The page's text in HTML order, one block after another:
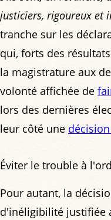
justiciers, rigoureux et
tranche sur les
qui, forts des
la magistrature aux
volonté affichée de
lors des dernières
leur côté une
Éviter le trouble à
Pour autant, la
d'inéligibilité justifiée